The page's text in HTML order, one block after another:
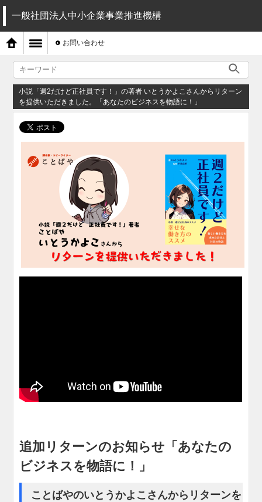
一般社団法人中小企業事業推進機構
お問い合わせ
小説「週2だけど正社員です！」の著者 いとうかよこさんからリターン
を提供いただきました。「あなたのビジネスを物語に！」
追加リターンのお知らせ「あなたの
ビジネスを物語に！」
ことばやのいとうかよこさんからリターンを